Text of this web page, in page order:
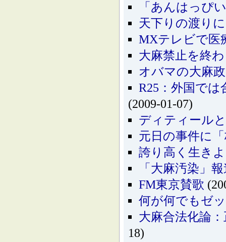
「あんはっぴ
天下りの渡り
MXテレビで医
大麻禁止を終
オバマの大麻
R25：外国で
(2009-01-07)
ディティール
元日の事件に
誇り高く生き
「大麻汚染」
FM東京賛歌
何が何でもゼ
大麻合法化論
18)